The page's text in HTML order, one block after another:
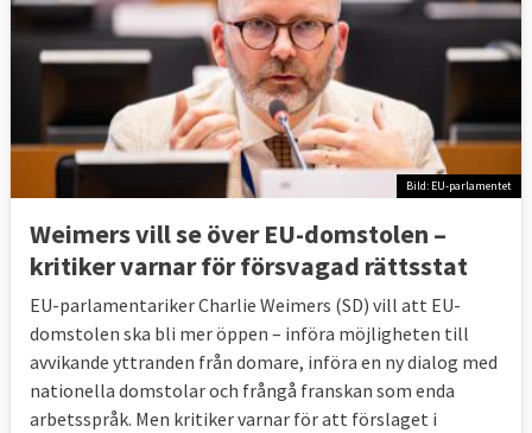
Bild: EU-parlamentet
Weimers vill se över EU-domstolen –
kritiker varnar för försvagad rättsstat
EU-parlamentariker Charlie Weimers (SD) vill att EU-
domstolen ska bli mer öppen – införa möjligheten till
avvikande yttranden från domare, införa en ny dialog med
nationella domstolar och frångå franskan som enda
arbetsspråk. Men kritiker varnar för att förslaget i